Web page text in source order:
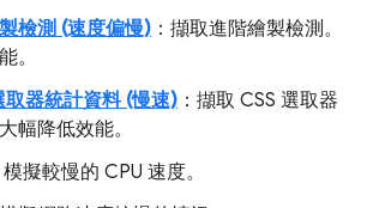
檢測 (速度偏慢) ：擷取進階繪製檢測。
。
取器統計資料 (慢速) ：擷取 CSS 選取器
幅降低效能。
擬較慢的 CPU 速度。